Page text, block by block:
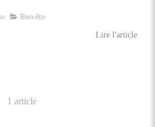
Bien-être
Lire l'article
1 article